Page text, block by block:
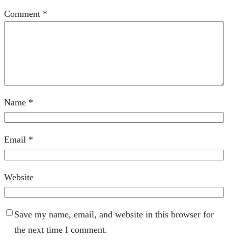
Comment *
Name *
Email *
Website
Save my name, email, and website in this browser for
the next time I comment.